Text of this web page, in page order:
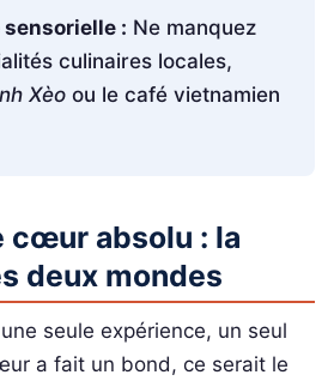
: Ne manquez
culinaires locales,
Xèoou le café vietnamien
cœur absolu : la
deux mondes
seule expérience, un seul
a fait un bond, ce serait le